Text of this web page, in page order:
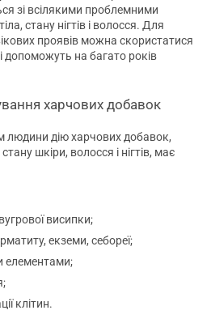
зі всілякими проблемними
стану нігтів і волосся. Для
проявів можна скористатися
на багато років
харчових добавок
людини дію харчових добавок,
шкіри, волосся і нігтів, має
висипки;
екземи, себореї;
елементами;
клітин.